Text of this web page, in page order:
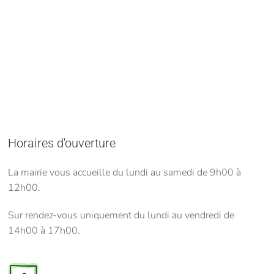
Horaires d'ouverture
La mairie vous accueille du lundi au samedi de 9h00 à
12h00.
Sur rendez-vous uniquement du lundi au vendredi de
14h00 à 17h00.